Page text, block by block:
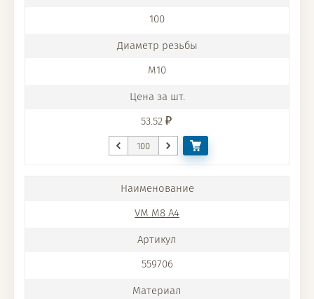
100
M10
53.52
VM M8 A4
559706